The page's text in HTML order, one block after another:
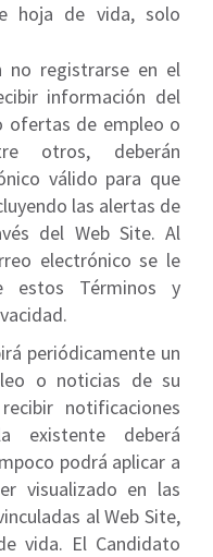
hoja de vida, solo
no registrarse en el
información del
ofertas de empleo o
otros, deberán
válido para que
las alertas de
del Web Site. Al
electrónico se le
estos Términos y
periódicamente un
o noticias de su
notificaciones
existente deberá
podrá aplicar a
visualizado en las
al Web Site,
vida. El Candidato